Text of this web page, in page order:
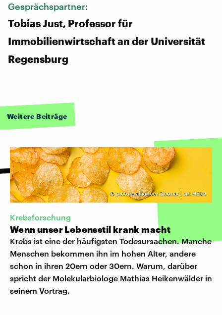
Gesprächspartner:
Tobias Just, Professor für
Immobilienwirtschaft an der Universität
Regensburg
Weitere Beiträge
© picture alliance I Zoonar | Jiri HERA
Krebsforschung
Wenn unser Lebensstil krank macht
Krebs ist eine der häufigsten Todesursachen. Manche
Menschen bekommen ihn im hohen Alter, andere
schon in ihren 20ern oder 30ern. Warum, darüber
spricht der Molekularbiologe Mathias Heikenwälder in
seinem Vortrag.